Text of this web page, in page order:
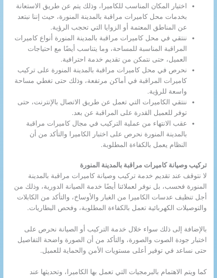
اختيار المكان المناسب للكاميرا، وذلك يتم عن طريق الاستعانة
بخدمات محل كاميرات مراقبة بالمدينة المنورة، حيث إننا نبتعد
عن المناطق المعتمة أو الزوايا التي تحجب الرؤية.
ننتقي في محل كاميرات مراقبة بالمدينة المنورة أنواع كاميرات
المراقبة المناسبة للمساحة، وما يتناسب أيضًا مع احتياجات
العميل، حتى نتمكن من تقديم خدمة احترافية.
نحرص في محل كاميرات مراقبة بالمدينة المنورة على تركيب
كاميرات المراقبة في أماكن مرتفعة، وذلك حتى تغطي مساحة
واسعة للرؤية.
ننتقي الكاميرات التي تعمل عن طريق الاتصال بالإنترنت، حتى
توفر للعميل القدرة على المراقبة عن بعد.
عقب الانتهاء من عملية التركيب في مجال كاميرات مراقبة
بالمدينة المنورة نحرص على اختبار الكاميرا والتأكد من أن
النظام يعمل بالكفاءة المطلوبة.
تركيب وصيانة كاميرات مراقبة بالمدينة المنورة
لا نتوقف عند تقديم خدمة تركيب وصيانة كاميرات مراقبة بالمدينة
المنورة فحسب، بل نوفر لعملائنا أيضًا خدمة الصيانة الدورية، وذلك من
أجل تنظيف عدسات الكاميرا من الغبار والأوساخ، والتأكد من الكابلات
والتوصيلات الكهربائية تعمل بالكفاءة المطلوبة، وفحص البطاريات.
بالإضافة إلى ذلك سواء خلال خدمة التركيب أو الصيانة نحرص على
اختبار جودة الصوت والصورة، والتأكد من أن الصورة واضحة التفاصيل
حتى نساعد في توفير أعلى مستويات الأمن والحماية للعميل.
كما ويتم الاهتمام بالبرمجيات التي تعمل بها الكاميرا، وتحديثها عند